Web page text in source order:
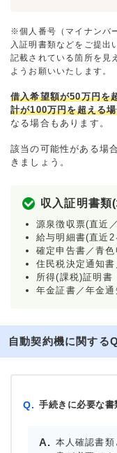
※個人番号（マイナンバ
入証明書類などをご提出
記載されている箇所を見
ようお願いいたします。
借入希望額が50万円を
計が100万円を超える
なる場合もあります。
該当の可能性がある場
きましょう。
収入証明書類
源泉徴収票(直近
給与明細書(直近2
確定申告書／青色
住民税決定通知
所得(課税)証明書
年金証書／年金通
自動契約機に関する
Q. 手続きに必要な
本人確認書